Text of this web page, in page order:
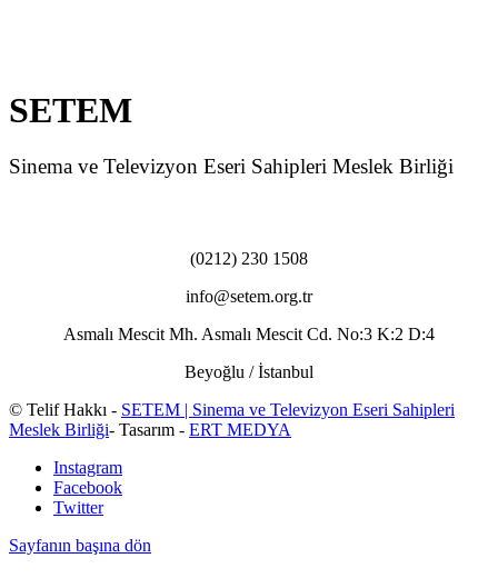
SETEM
Sinema ve Televizyon Eseri Sahipleri Meslek Birliği
(0212) 230 1508
info@setem.org.tr
Asmalı Mescit Mh. Asmalı Mescit Cd. No:3 K:2 D:4
Beyoğlu / İstanbul
© Telif Hakkı - SETEM | Sinema ve Televizyon Eseri Sahipleri
Meslek Birliği- Tasarım - ERT MEDYA
Instagram
Facebook
Twitter
Sayfanın başına dön